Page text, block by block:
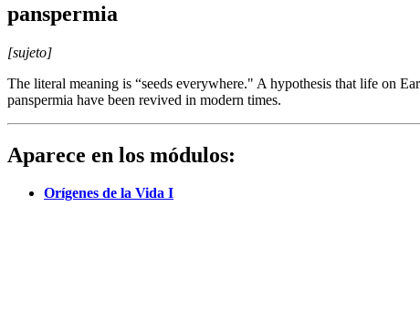
panspermia
[sujeto]
The literal meaning is “seeds everywhere." A hypothesis that life on
panspermia have been revived in modern times.
Aparece en los módulos:
Orígenes de la Vida I